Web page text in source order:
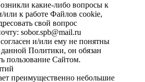
какие-либо вопросы к
к работе Файлов cookie,
свой вопрос
sobor.spb@mail.ru
и/или ему не понятны
Политики, он обязан
пользование Сайтом.
преимущественно небольшие